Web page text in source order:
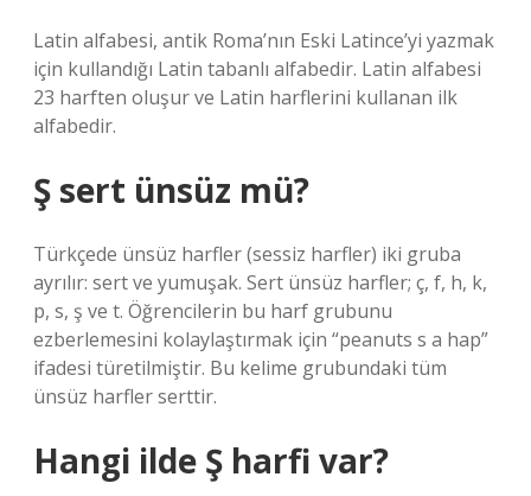
Latin alfabesi, antik Roma’nın Eski Latince’yi yazmak
için kullandığı Latin tabanlı alfabedir. Latin alfabesi
23 harften oluşur ve Latin harflerini kullanan ilk
alfabedir.
Ş sert ünsüz mü?
Türkçede ünsüz harfler (sessiz harfler) iki gruba
ayrılır: sert ve yumuşak. Sert ünsüz harfler; ç, f, h, k,
p, s, ş ve t. Öğrencilerin bu harf grubunu
ezberlemesini kolaylaştırmak için “peanuts s a hap”
ifadesi türetilmiştir. Bu kelime grubundaki tüm
ünsüz harfler serttir.
Hangi ilde Ş harfi var?